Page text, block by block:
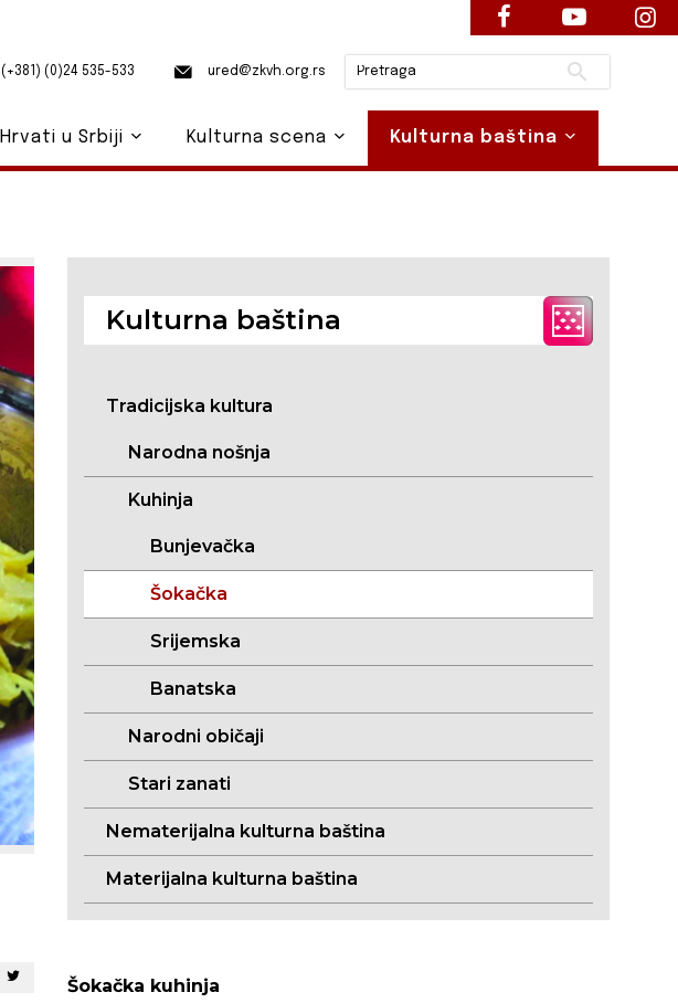
Kulturna baština
Tradicijska kultura
Narodna nošnja
Kuhinja
Bunjevačka
Šokačka
Srijemska
Banatska
Narodni običaji
Stari zanati
Nematerijalna kulturna baština
Materijalna kulturna baština
Šokačka kuhinja
(+381) (0)24 535-533 ured@zkvh.org.rs Pretraži
Hrvati u Srbiji Kulturna scena Kulturna baština